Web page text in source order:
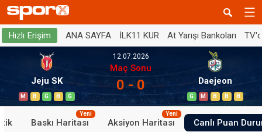
Hızlı Erişim ANA SAYFA İLK11 KUR At Yarışı Bankoları
Jeju SK
M B G B G
12.07.2026
Maç Sonu
0 - 0 Daejeon
G M B B B
Baskı Haritası
Yeni
Aksiyon Haritası
Yeni
Canlı Puan